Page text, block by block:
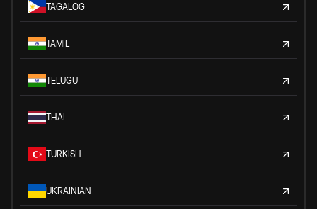
TAGALOG
TAMIL
TELUGU
THAI
TURKISH
UKRAINIAN